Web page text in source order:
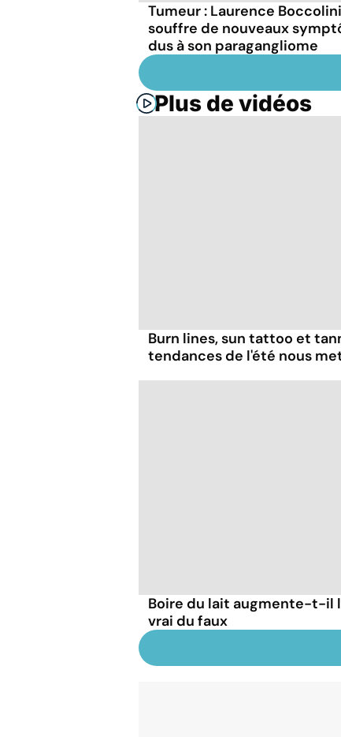
Tumeur : Laurence Boccolini
souffre de nouveaux
dus à son paragangliome
Plus de vidéos
Burn lines, sun tattoo et
tendances de l'été nous
Boire du lait augmente-t-il
vrai du faux